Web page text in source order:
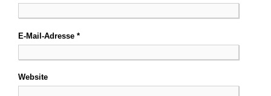
E-Mail-Adresse *
Website